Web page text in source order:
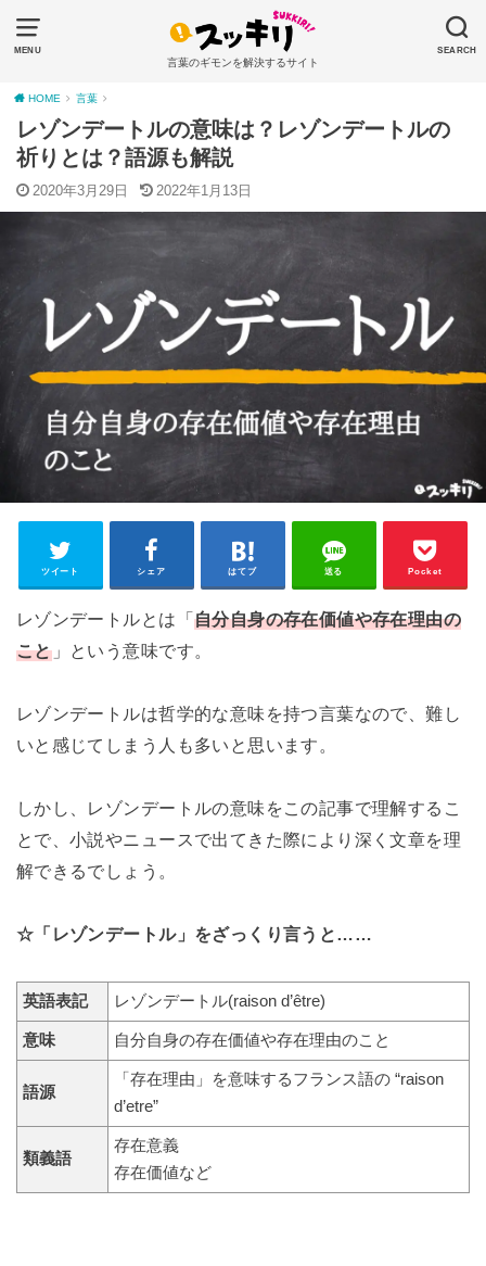
MENU SEARCH
言葉のギモンを解決するサイト
HOME 言葉
レゾンデートルの意味は？レゾンデートルの
祈りとは？語源も解説
2020年3月29日 2022年1月13日
ツイート シェア はてブ 送る Pocket
レゾンデートルとは「 自分自身の存在価値や存在理由の
こと」という意味です。
レゾンデートルは哲学的な意味を持つ言葉なので、難し
いと感じてしまう人も多いと思います。
しかし、レゾンデートルの意味をこの記事で理解するこ
とで、小説やニュースで出てきた際により深く文章を理
解できるでしょう。
☆「レゾンデートル」をざっくり言うと……
英語表記 レゾンデートル(raison d’être)
意味 自分自身の存在価値や存在理由のこと
語源
「存在理由」を意味するフランス語の “raison
d’etre”
類義語
存在意義
存在価値など